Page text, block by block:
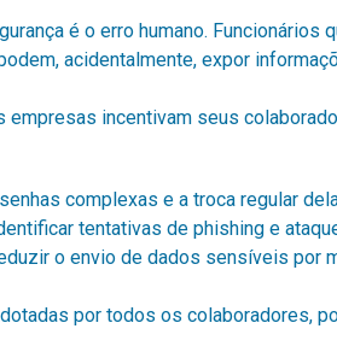
é o erro humano. Funcionários
acidentalmente, expor
empresas incentivam seus
complexas e a troca regular
tentativas de phishing e
o envio de dados sensíveis por
por todos os colaboradores,